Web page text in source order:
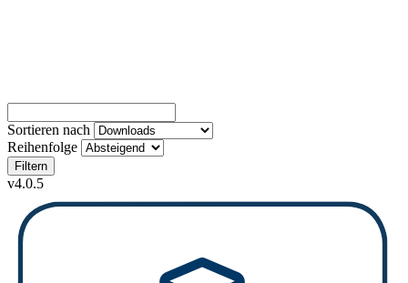
Sortieren nach
Reihenfolge
Filtern
v4.0.5